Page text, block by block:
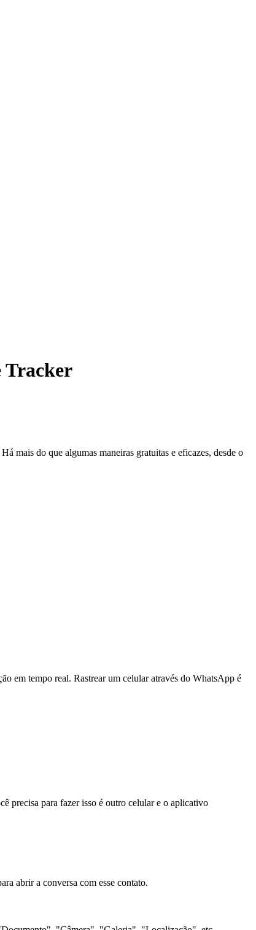
Tracker
mais do que algumas maneiras gratuitas e eficazes, desde o
em tempo real. Rastrear um celular através do WhatsApp é
precisa para fazer isso é outro celular e o aplicativo
abrir a conversa com esse contato.